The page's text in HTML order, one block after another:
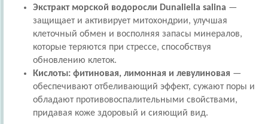
Экстракт морской водоросли Dunaliella salina —
защищает и активирует митохондрии, улучшая
клеточный обмен и восполняя запасы минералов,
которые теряются при стрессе, способствуя
обновлению клеток.
Кислоты: фитиновая, лимонная и левулиновая —
обеспечивают отбеливающий эффект, сужают поры и
обладают противовоспалительными свойствами,
придавая коже здоровый и сияющий вид.